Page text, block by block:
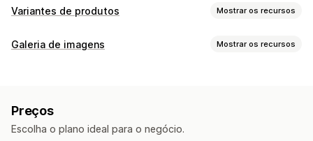
Variantes de produtos Mostrar os recursos
Personalização
Preços
Preços dinâmicos
Galeria de imagens Mostrar os recursos
Personalização
Preços
Escolha o plano ideal para o negócio.